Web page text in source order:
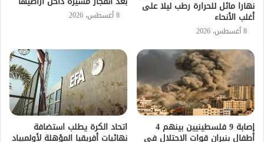
نهارا مائل للحرارة رطب ليلا على
أغلب الأنحاء
8 أغسطس، 2026
8 أغسطس، 2026
إصابة 9 فلسطينيين بينهم 4
أطفال بنيران قوات الاحتلال فى
اتحاد الكرة يطلب استضافة
نهائيات أفريقيا المؤهلة لأولمبياد